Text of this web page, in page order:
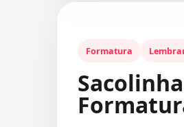
Formatura
Sacolinha